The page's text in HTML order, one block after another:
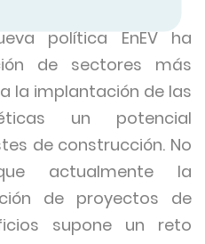
política EnEV ha
de sectores más
la implantación de las
un potencial
de construcción. No
actualmente la
de proyectos de
supone un reto